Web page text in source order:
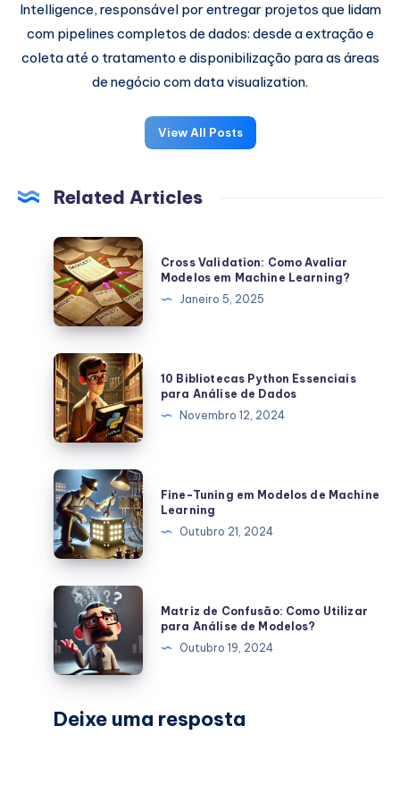
Intelligence, responsável por entregar projetos que lidam
com pipelines completos de dados: desde a extração e
coleta até o tratamento e disponibilização para as áreas
de negócio com data visualization.
View All Posts
Related Articles
Cross
Validation:
Como
Avaliar
Modelos
em
Machine
Learning?
Cross Validation: Como Avaliar
Modelos em Machine Learning?
Janeiro 5, 2025
10
Bibliotecas
Python
Essenciais
para
Análise
de
Dados
10 Bibliotecas Python Essenciais
para Análise de Dados
Novembro 12, 2024
Fine-
Tuning
em
Modelos
de
Machine
Learning
Fine-Tuning em Modelos de Machine
Learning
Outubro 21, 2024
Matriz
de
Confusão:
Como
Utilizar
Análise
Matriz de Confusão: Como Utilizar
para Análise de Modelos?
Outubro 19, 2024
Deixe uma resposta